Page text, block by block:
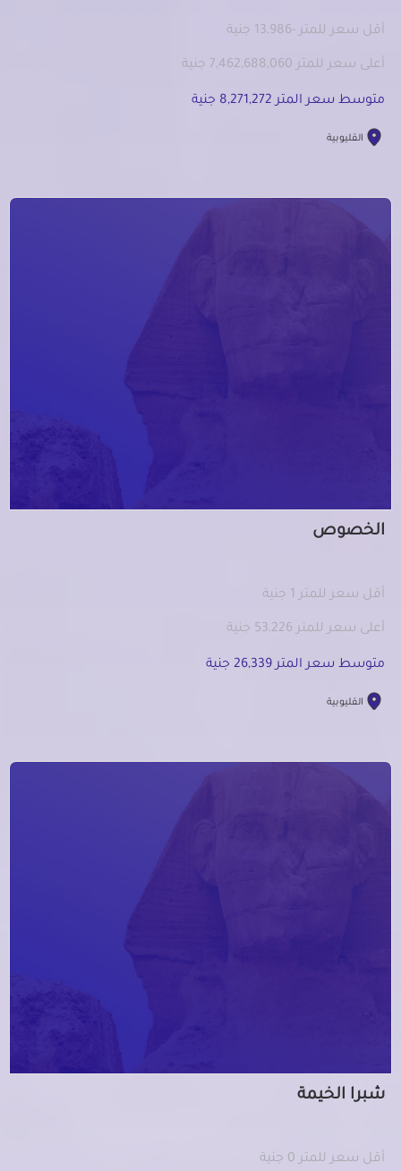
أقل سعر للمتر -13,986 جنية
أعلى سعر للمتر 7,462,688,060 جنية
متوسط سعر المتر 8,271,272 جنية
القليوبية
الخصوص
أقل سعر للمتر 1 جنية
أعلى سعر للمتر 53,226 جنية
متوسط سعر المتر 26,339 جنية
القليوبية
شبرا الخيمة
أقل سعر للمتر 0 جنية